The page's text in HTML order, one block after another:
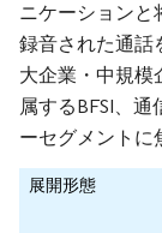
ニケーションと
録音された通話
大企業・中規模
属するBFSI、
ーセグメントに
展開形態